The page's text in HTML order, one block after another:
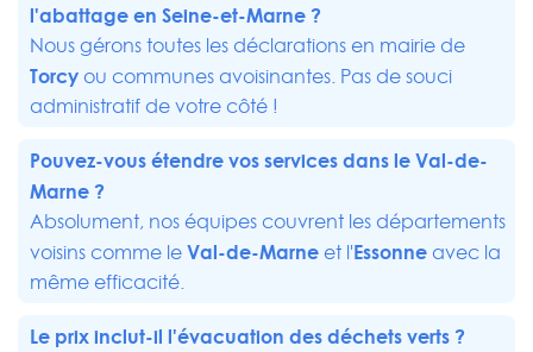
l'abattage en Seine-et-Marne ?
Nous gérons toutes les déclarations en mairie de
Torcyou communes avoisinantes. Pas de souci
administratif de votre côté !
Pouvez-vous étendre vos services dans le Val-de-
Marne ?
Absolument, nos équipes couvrent les départements
voisins comme leVal-de-Marne et l'Essonneavec la
même efficacité.
Le prix inclut-il l'évacuation des déchets verts ?